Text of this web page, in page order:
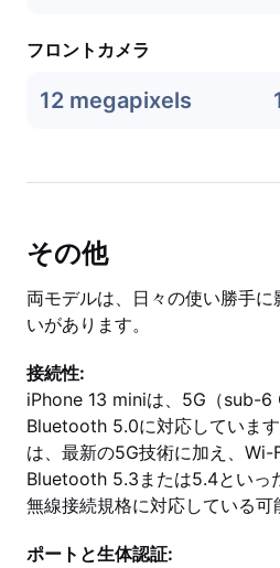
フロントカメラ
12 megapixels
その他
両モデルは、日々の使い勝手
いがあります。
接続性:
iPhone 13 miniは、5G（sub-6
Bluetooth 5.0に対応していま
は、最新の5G技術に加え、Wi-
Bluetooth 5.3または5.4といっ
無線接続規格に対応している可
ポートと生体認証: